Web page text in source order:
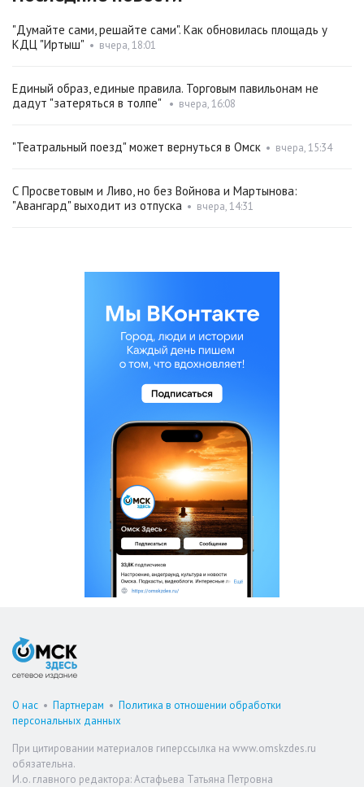
"Думайте сами, решайте сами". Как обновилась площадь у
КДЦ "Иртыш" • вчера, 18:01
Единый образ, единые правила. Торговым павильонам не
дадут "затеряться в толпе"
• вчера, 16:08
"Театральный поезд" может вернуться в Омск • вчера, 15:34
С Просветовым и Ливо, но без Войнова и Мартынова:
"Авангард" выходит из отпуска • вчера, 14:31
О нас • Партнерам • Политика в отношении обработки
персональных данных
При цитировании материалов гиперссылка на www.omskzdes.ru
обязательна.
И.о. главного редактора: Астафьева Татьяна Петровна